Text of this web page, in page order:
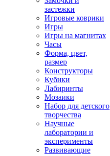
застежки
Игровые коврики
Игры
Игры на магнитах
Часы
Форма, цвет,
размер
Конструкторы
Кубики
Лабиринты
Мозаики
Набор для детского
творчества
Научные
лаборатории и
эксперименты
Развивающие